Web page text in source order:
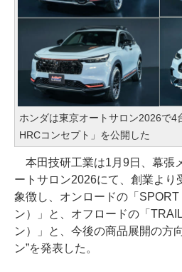
ホンダは東京オートサロン2026で4
HRCコンセプト」を公開した
本田技研工業は1月9日、幕張
ートサロン2026にて、創業より
象徴し、オンロードの「
ン）」と、オフロードの「
ン）」と、今後の商品展開の方
ン”を発表した。